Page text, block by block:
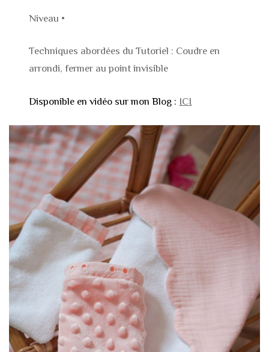
Niveau •
Techniques abordées du Tutoriel : Coudre en
arrondi, fermer au point invisible
Disponible en vidéo sur mon Blog : ICI